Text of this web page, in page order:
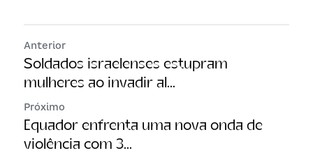
Anterior
Soldados israelenses estupram
mulheres ao invadir al...
Próximo
Equador enfrenta uma nova onda de
violência com 3...